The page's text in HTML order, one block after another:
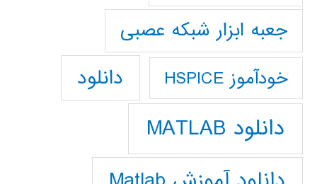
جعبه ابزار شبکه عصبی
خودآموز HSPICE دانلود
دانلود MATLAB